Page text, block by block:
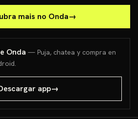
mais no Onda→
Onda — Puja, chatea y compra en
app→